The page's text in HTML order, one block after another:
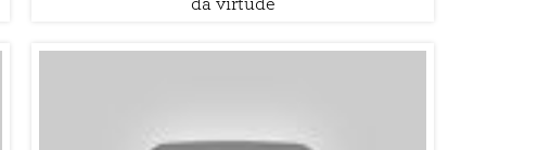
da virtude